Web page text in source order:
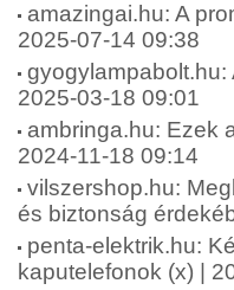
amazingai.hu: A
2025-07-14 09:38
2025-03-18 09:01
ambringa.hu: Ezek
2024-11-18 09:14
vilszershop.hu:
és biztonság
penta-elektrik.hu:
kaputelefonok (x) |